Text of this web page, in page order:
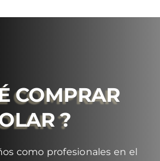
COMPRAR
?
como profesionales en el